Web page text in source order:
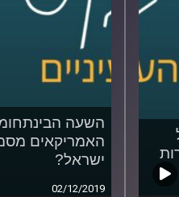
השעה
האמריקאים
ישראל?
02/12/2019